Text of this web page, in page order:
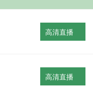
高清直播
高清直播